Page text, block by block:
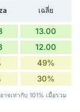
เฉลี่ย
13.00
12.00
49%
30%
จเท่ากับ 101% เมื่อรวม